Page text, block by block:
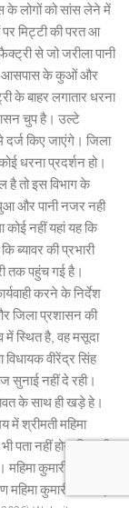
लोगों को सांस लेने में
पर मिट्टी की परत आ
से जो जरीला पानी
।आसपास के कुओं और
के बाहर लगातार धरना
चुप है। उल्टे
दर्ज किए जाएंगे। जिला
धरना प्रदर्शन हो।
है तो इस विभाग के
और पानी नजर नही
नहीं यहां यह कि
ब्यावर की प्रभारी
तक पहुंच गई है।
करने के निर्देश
जिला प्रशासन की
में स्थित है, वह मसूदा
वीरेंद्र सिंह
सुनाई नहीं दे रही।
के साथ ही खड़े हे।
में श्रीमती महिमा
पता नहीं होगा कि श्री
कुमारी मेवाड़
कुमारी के बांगड़